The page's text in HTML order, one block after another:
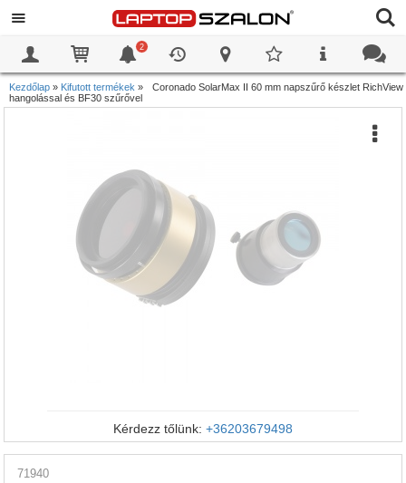
2
Kezdőlap » Kifutott termékek »
Coronado SolarMax II 60 mm napszűrő készlet RichView
hangolással és BF30 szűrővel
Kérdezz tőlünk: +36203679498
71940
0
0